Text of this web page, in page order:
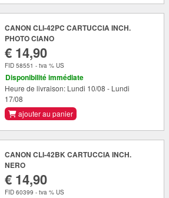
CANON CLI-42PC CARTUCCIA INCH.
PHOTO CIANO
€ 14,90
FID 58551 - tva % US
Disponibilité immédiate
Heure de livraison: Lundi 10/08 - Lundi
17/08
ajouter au panier
CANON CLI-42BK CARTUCCIA INCH.
NERO
€ 14,90
FID 60399 - tva % US